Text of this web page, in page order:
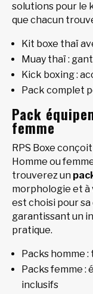
solutions pour le
que chacun
Kit boxe thaï
Muay thaï :
Kick boxing :
Pack complet
Pack
femme
RPS Boxe
Homme ou
trouverez un
morphologie et à
est choisi pour
garantissant un
pratique.
Packs homme
Packs femme :
inclusifs